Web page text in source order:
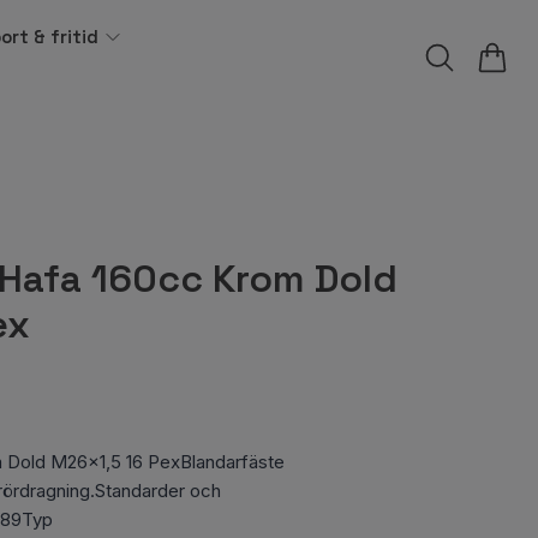
& fritid
160cc Krom Dold
M26x1,5 16 PexBlandarfäste
och